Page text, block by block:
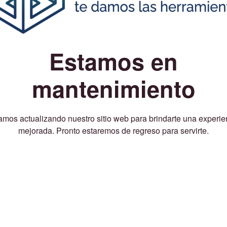
Estamos en
mantenimiento
actualizando nuestro sitio web para brindarte una
mejorada. Pronto estaremos de regreso para servirte.